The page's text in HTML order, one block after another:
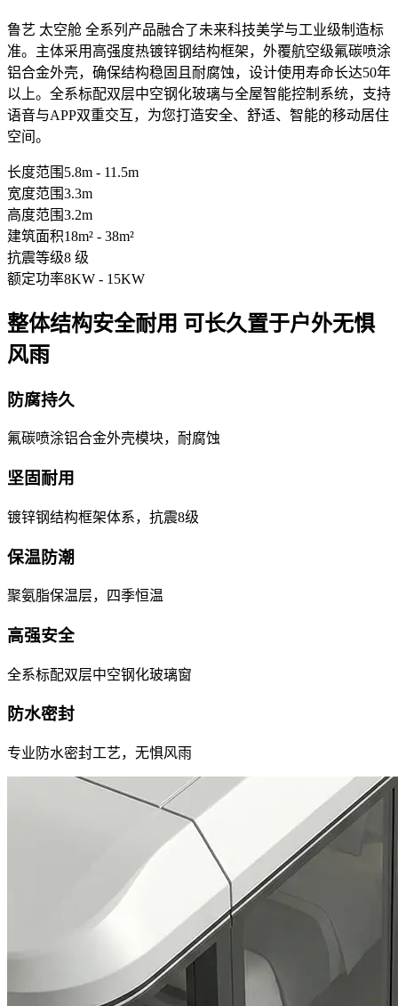
鲁艺 太空舱 全系列产品融合了未来科技美学与工业级制造标
准。主体采用 高强度热镀锌钢结构框架，外覆航空级氟碳喷涂
铝合金外壳，确保结构稳固且耐腐蚀，设计使用寿命长达50年
以上。全系标配双层中空钢化玻璃与全屋智能控制系统，支持
语音与APP双重交互，为您打造安全、舒适、智能的移动居住
空间。
长度范围 5.8m - 11.5m
宽度范围3.3m
高度范围3.2m
建筑面积18m² - 38m²
抗震等级8 级
额定功率8KW - 15KW
整体结构安全耐用 可长久置于户外无惧
风雨
防腐持久
氟碳喷涂铝合金外壳模块，耐腐蚀
坚固耐用
镀锌钢结构框架体系，抗震8级
保温防潮
聚氨脂保温层，四季恒温
高强安全
全系标配双层中空钢化玻璃窗
防水密封
专业防水密封工艺，无惧风雨